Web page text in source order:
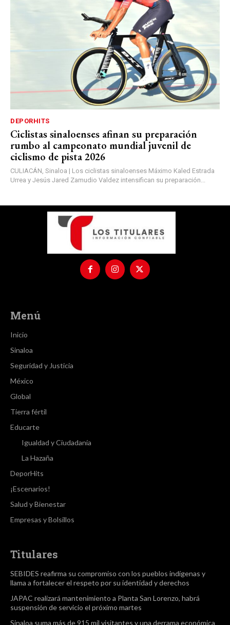
DEPORHITS
Ciclistas sinaloenses afinan su preparación
rumbo al campeonato mundial juvenil de
ciclismo de pista 2026
CULIACÁN, Sinaloa | Los ciclistas sinaloenses Máximo Kaled Estrada
Urrea y Jesús Jared Zamudio Valdez intensifican su preparación...
Menú
Inicio
Sinaloa
Seguridad y Justicia
México
Global
Tierra fértil
Educarte
Igualdad y Ciudadanía
La Hazaña
DeporHits
¡Escenarios!
Salud y Bienestar
Empresas y Bolsillos
Titulares
SEBIDES reafirma su compromiso con los pueblos indígenas y
llama a fortalecer el respeto por su identidad y derechos
JAPAC realizará mantenimiento a Planta San Lorenzo, habrá
suspensión de servicio el próximo martes
Sinaloa suma más de 915 mil visitantes y una derrama económica